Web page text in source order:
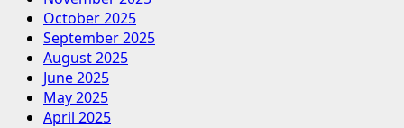
October 2025
September 2025
August 2025
June 2025
May 2025
April 2025